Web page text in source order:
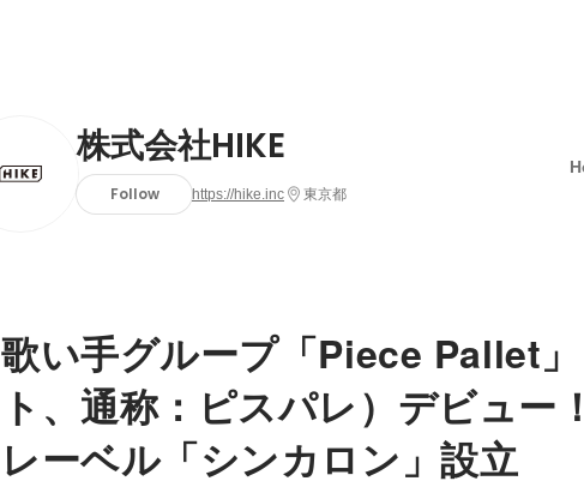
株式会社HIKE
Follow https://hike.inc 東京都
歌い手グループ「Piece Pallet
ト、通称：ピスパレ）デビュー
レーベル「シンカロン」設立